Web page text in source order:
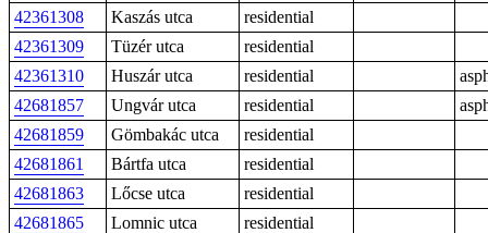
42361308 Kaszás utca
residential
42361309
Tüzér utca
residential
42361310
Huszár utca residential
42681857
Ungvár utca residential
42681859
Gömbakác utca
residential
42681861
Bártfa utca
residential
42681863
Lőcse utca
residential
42681865
Lomnic utca
residential